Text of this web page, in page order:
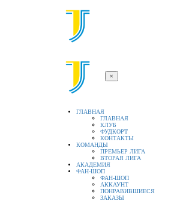
×
ГЛАВНАЯ
ГЛАВНАЯ
КЛУБ
ФУДКОРТ
КОНТАКТЫ
КОМАНДЫ
ПРЕМЬЕР ЛИГА
ВТОРАЯ ЛИГА
АКАДЕМИЯ
ФАН-ШОП
ФАН-ШОП
АККАУНТ
ПОНРАВИВШИЕСЯ
ЗАКАЗЫ